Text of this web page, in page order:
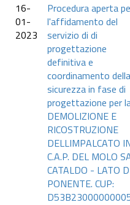
16-
01-
2023
Procedura aperta
l'affidamento del
servizio di di
progettazione
definitiva e
coordinamento della
sicurezza in fase di
progettazione per
DEMOLIZIONE E
RICOSTRUZIONE
DELLIMPALCATO
C.A.P. DEL MOLO
CATALDO - LATO
PONENTE. CUP: